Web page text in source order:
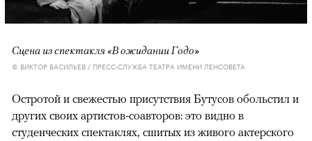
Сцена из спектакля «В ожидании Годо»
© ВИКТОР ВАСИЛЬЕВ / ПРЕСС-СЛУЖБА ТЕАТРА ИМЕНИ ЛЕНСОВЕТА
Остротой и свежестью присутствия Бутусов обольстил и
других своих артистов-соавторов: это видно в
студенческих спектаклях, сшитых из живого актерского